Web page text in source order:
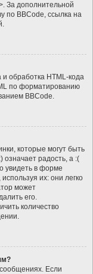
За дополнительной
по BBCode, ссылка на
обработка HTML-кода
по форматированию
BBCode.
которые могут быть
радость, а :(
увидеть в форме
их: они легко
может
его.
количество
Если